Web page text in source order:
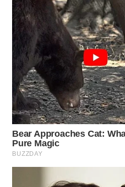
WN
LABUANBAJO
WN
BORNEO
Wahana
Media
Group
WAHANA
NEWS